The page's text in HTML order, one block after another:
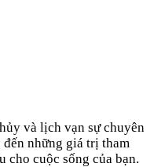
và lịch vạn sự chuyên
đến những giá trị tham
cho cuộc sống của bạn.